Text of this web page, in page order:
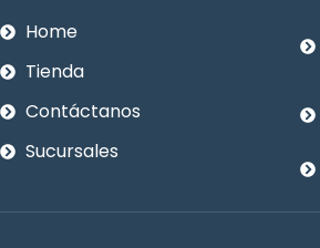
Home
Tienda
Contáctanos
Sucursales